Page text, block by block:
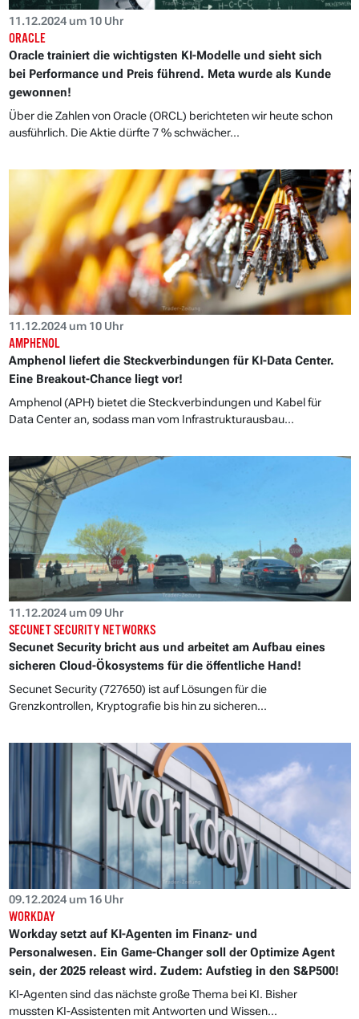
11.12.2024 um 10 Uhr
ORACLE
Oracle trainiert die wichtigsten KI-Modelle und sieht sich
bei Performance und Preis führend. Meta wurde als Kunde
gewonnen!
Über die Zahlen von Oracle (ORCL) berichteten wir heute schon
ausführlich. Die Aktie dürfte 7 % schwächer...
11.12.2024 um 10 Uhr
AMPHENOL
Amphenol liefert die Steckverbindungen für KI-Data Center.
Eine Breakout-Chance liegt vor!
Amphenol (APH) bietet die Steckverbindungen und Kabel für
Data Center an, sodass man vom Infrastrukturausbau...
11.12.2024 um 09 Uhr
SECUNET SECURITY NETWORKS
Secunet Security bricht aus und arbeitet am Aufbau eines
sicheren Cloud-Ökosystems für die öffentliche Hand!
Secunet Security (727650) ist auf Lösungen für die
Grenzkontrollen, Kryptografie bis hin zu sicheren...
09.12.2024 um 16 Uhr
WORKDAY
Workday setzt auf KI-Agenten im Finanz- und
Personalwesen. Ein Game-Changer soll der Optimize Agent
sein, der 2025 releast wird. Zudem: Aufstieg in den S&P500!
KI-Agenten sind das nächste große Thema bei KI. Bisher
mussten KI-Assistenten mit Antworten und Wissen...